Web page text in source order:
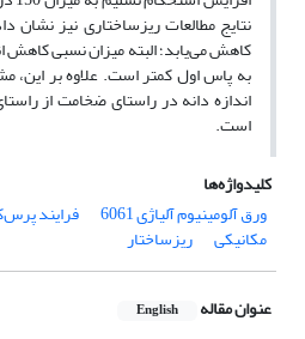
نتایج مطالعات ریزساختاری نیز نشان
کاهش می‌یابد؛ البته میزان نسبی
به پاس اول کمتر است. علاوه بر
اندازه دانه در راستای ضخامت از
است.
کلیدواژه‌ها
ورق آلومینیوم آلیاژی 6061
فرایند
مکانیکی ریزساختار
عنوان مقاله English